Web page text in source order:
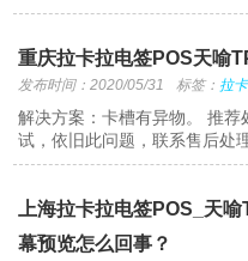
重庆拉卡拉电签POS天喻
发布时间：2020/05/31 标签： 拉
解决方案：卡槽有异物。 推
试，依旧此问题，联系售后处理
上海拉卡拉电签POS_天
幕预览怎么回事？